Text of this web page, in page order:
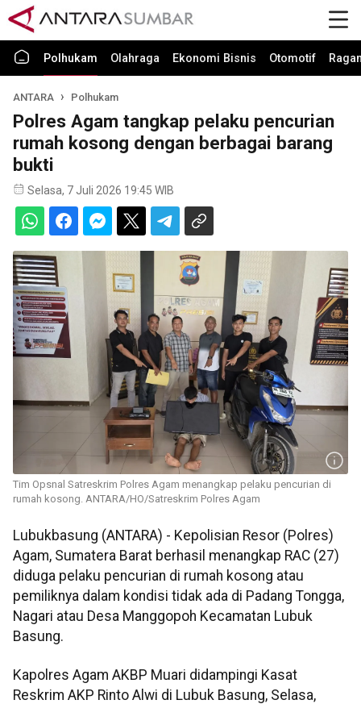
Polhukam Olahraga Ekonomi Bisnis Otomotif
ANTARA Polhukam
Polres Agam tangkap pelaku pencurian
rumah kosong dengan berbagai barang
bukti
Selasa, 7 Juli 2026 19:45 WIB
Tim Opsnal Satreskrim Polres Agam menangkap pelaku pencurian di
rumah kosong. ANTARA/HO/Satreskrim Polres Agam
Lubukbasung (ANTARA) - Kepolisian Resor (Polres)
Agam, Sumatera Barat berhasil menangkap RAC (27)
diduga pelaku pencurian di rumah kosong atau
pemiliknya dalam kondisi tidak ada di Padang Tongga,
Nagari atau Desa Manggopoh Kecamatan Lubuk
Basung.
Kapolres Agam AKBP Muari didampingi Kasat
Reskrim AKP Rinto Alwi di Lubuk Basung, Selasa,